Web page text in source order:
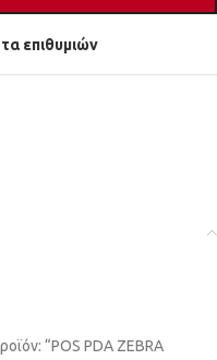
επιθυμιών
“POS PDA ZEBRA